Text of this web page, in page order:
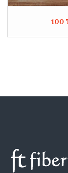
100